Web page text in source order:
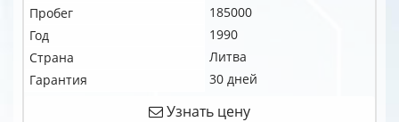
Пробег
185000
Год
1990
Страна
Литва
Гарантия
30 дней
Узнать цену